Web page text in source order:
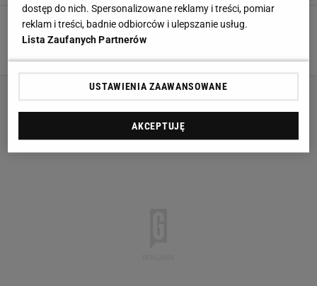
Rossmann wyprzedaje kultową maskę za 2,29
zł - włosy wyglądają po niej jak od fryzjera
dostęp do nich. Spersonalizowane reklamy i treści, pomiar
reklam i treści, badnie odbiorców i ulepszanie usług.
Lista Zaufanych Partnerów
USTAWIENIA ZAAWANSOWANE
AKCEPTUJĘ